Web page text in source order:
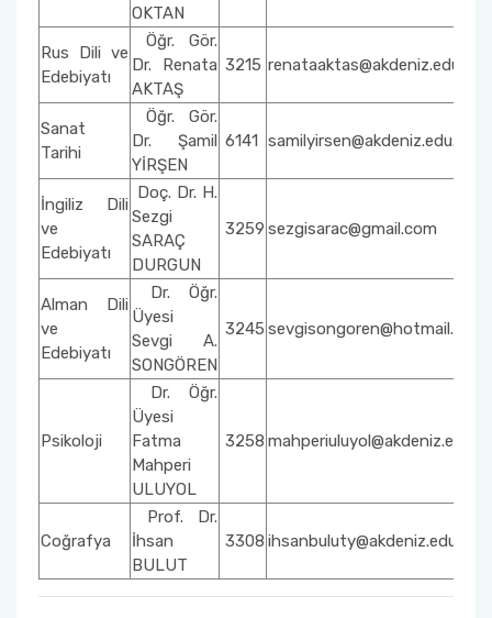
OKTAN
Rus Dili ve
Edebiyatı
Öğr. Gör.
Dr. Renata
AKTAŞ
3215 renataaktas@akdeniz.edu.tr
Sanat
Tarihi
Öğr. Gör.
Dr. Şamil
YİRŞEN
6141 samilyirsen@akdeniz.edu.tr
İngiliz Dili
ve
Edebiyatı
Doç. Dr. H.
Sezgi
SARAÇ
DURGUN
3259 sezgisarac@gmail.com
Alman Dili
ve
Edebiyatı
Dr. Öğr.
Üyesi
Sevgi A.
SONGÖREN
3245 sevgisongoren@hotmail.com
Psikoloji
Dr. Öğr.
Üyesi
Fatma
Mahperi
ULUYOL
3258 mahperiuluyol@akdeniz.edu.tr
Coğrafya
Prof. Dr.
İhsan
BULUT
3308 ihsanbuluty@akdeniz.edu.tr